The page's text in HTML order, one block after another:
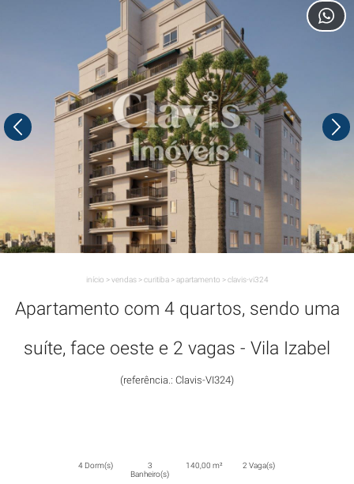
início >vendas>curitiba>apartamento >clavis-vi324
Apartamento com 4 quartos, sendo uma
suíte, face oeste e 2 vagas - Vila Izabel
(referência.: Clavis-VI324)
4 Dorm(s)
3
Banheiro(s)
140,00 m² 2 Vaga(s)